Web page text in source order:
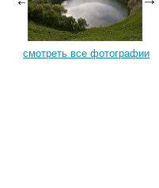
смотреть все фотографии